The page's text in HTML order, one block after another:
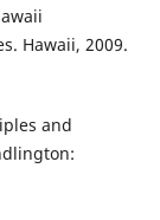
Hawaii, 2009.
and